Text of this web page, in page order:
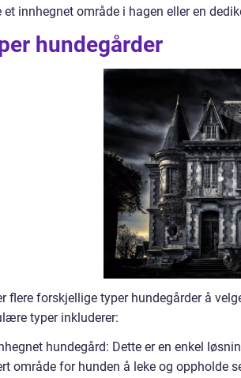
innhegnet område i hagen eller en
hundegårder
flere forskjellige typer hundegårder å
typer inkluderer:
hundegård: Dette er en enkel
område for hunden å leke og oppholde